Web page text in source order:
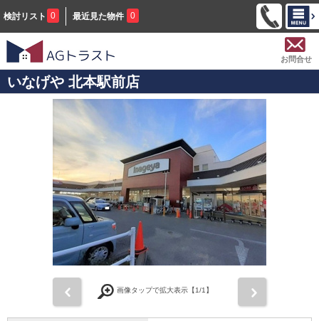
検討リスト 0 最近見た物件 0
お問合せ
いなげや 北本駅前店
画像タップで拡大表示【1/1】